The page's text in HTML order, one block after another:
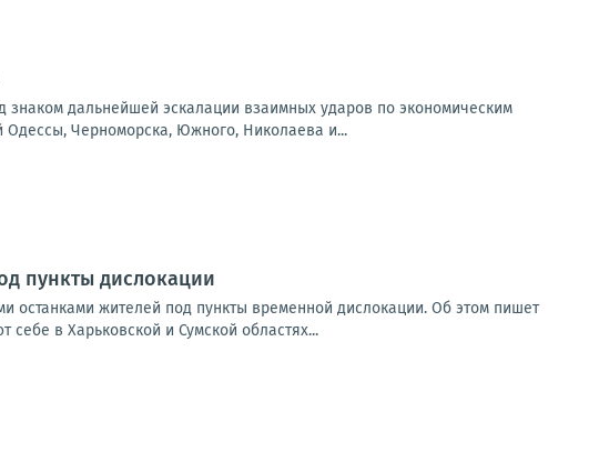
дальнейшей эскалации взаимных ударов по экономическим
Одессы, Черноморска, Южного, Николаева и...
пункты дислокации
жителей под пункты временной дислокации. Об этом пишет
себе в Харьковской и Сумской областях...